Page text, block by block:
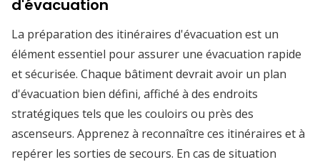
d'évacuation
La préparation des itinéraires d'évacuation est un
élément essentiel pour assurer une évacuation rapide
et sécurisée. Chaque bâtiment devrait avoir un plan
d'évacuation bien défini, affiché à des endroits
stratégiques tels que les couloirs ou près des
ascenseurs. Apprenez à reconnaître ces itinéraires et à
repérer les sorties de secours. En cas de situation